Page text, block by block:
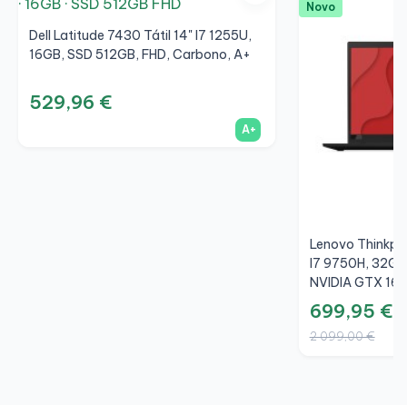
Dell Latitude 7430 Tátil 14" I7 1255U,
16GB, SSD 512GB, FHD, Carbono, A+
529,96 €
A+
Novo
Lenovo
I7 9750H,
NVIDIA GTX
699,95 €
2 099,00 €